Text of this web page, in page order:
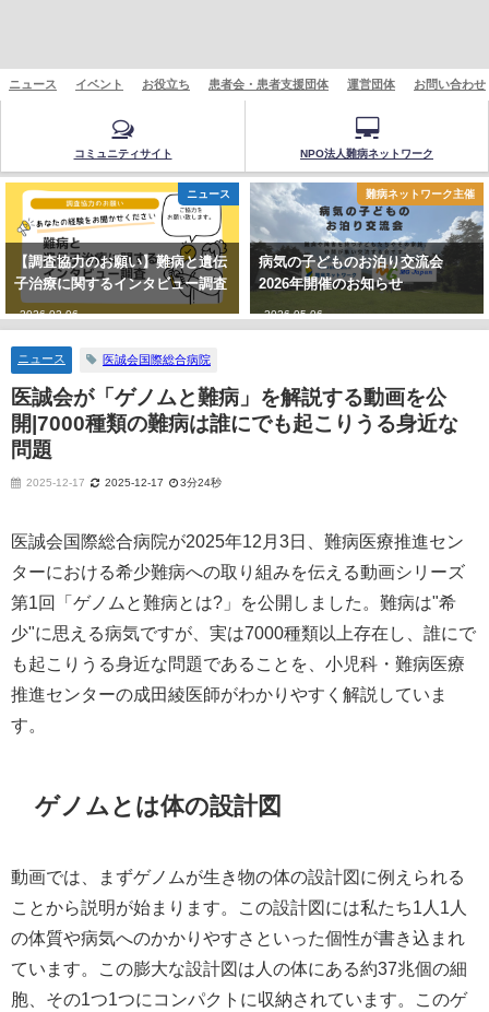
ニュース イベント お役立ち 患者会・患者支援団体 運営団体 お問い合わせ
コミュニティサイト NPO法人難病ネットワーク
ニュース
【調査協力のお願い】難病と遺伝
子治療に関するインタビュー調査
2026-02-06
難病ネットワーク主催
病気の子どものお泊り交流会
2026年開催のお知らせ
2026-05-06
ニュース 医誠会国際総合病院
医誠会が「ゲノムと難病」を解説する動画を公
開|7000種類の難病は誰にでも起こりうる身近な
問題
2025-12-17 2025-12-17 3分24秒
医誠会国際総合病院が2025年12月3日、難病医療推進セン
ターにおける希少難病への取り組みを伝える動画シリーズ
第1回「ゲノムと難病とは?」を公開しました。難病は"希
少"に思える病気ですが、実は7000種類以上存在し、誰にで
も起こりうる身近な問題であることを、小児科・難病医療
推進センターの成田綾医師がわかりやすく解説していま
す。​
ゲノムとは体の設計図
動画では、まずゲノムが生き物の体の設計図に例えられる
ことから説明が始まります。この設計図には私たち1人1人
の体質や病気へのかかりやすさといった個性が書き込まれ
ています。この膨大な設計図は人の体にある約37兆個の細
胞、その1つ1つにコンパクトに収納されています。このゲ